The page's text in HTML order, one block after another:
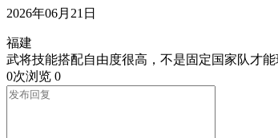
2026年06月21日
福建
武将技能搭配自由度很高，不是固定国家队才
0次浏览 0